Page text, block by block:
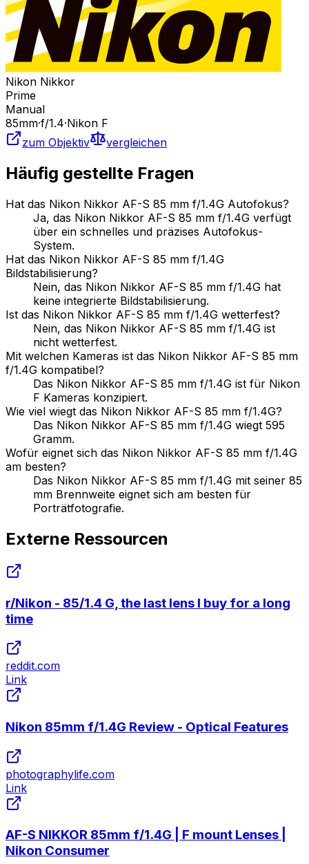
Nikon Nikkor
Prime
Manual
85mm·f/1.4·Nikon F
zum Objektiv
vergleichen
Häufig gestellte Fragen
Hat das Nikon Nikkor AF-S 85 mm f/1.4G Autofokus?
Ja, das Nikon Nikkor AF-S 85 mm f/1.4G verfügt
über ein schnelles und präzises Autofokus-
System.
Hat das Nikon Nikkor AF-S 85 mm f/1.4G
Bildstabilisierung?
Nein, das Nikon Nikkor AF-S 85 mm f/1.4G hat
keine integrierte Bildstabilisierung.
Ist das Nikon Nikkor AF-S 85 mm f/1.4G wetterfest?
Nein, das Nikon Nikkor AF-S 85 mm f/1.4G ist
nicht wetterfest.
Mit welchen Kameras ist das Nikon Nikkor AF-S 85 mm
f/1.4G kompatibel?
Das Nikon Nikkor AF-S 85 mm f/1.4G ist für Nikon
F Kameras konzipiert.
Wie viel wiegt das Nikon Nikkor AF-S 85 mm f/1.4G?
Das Nikon Nikkor AF-S 85 mm f/1.4G wiegt 595
Gramm.
Wofür eignet sich das Nikon Nikkor AF-S 85 mm f/1.4G
am besten?
Das Nikon Nikkor AF-S 85 mm f/1.4G mit seiner 85
mm Brennweite eignet sich am besten für
Porträtfotografie.
Externe Ressourcen
r/Nikon - 85/1.4 G, the last lens I buy for a long
time
reddit.com
Link
Nikon 85mm f/1.4G Review - Optical Features
photographylife.com
Link
AF-S NIKKOR 85mm f/1.4G | F mount Lenses |
Nikon Consumer